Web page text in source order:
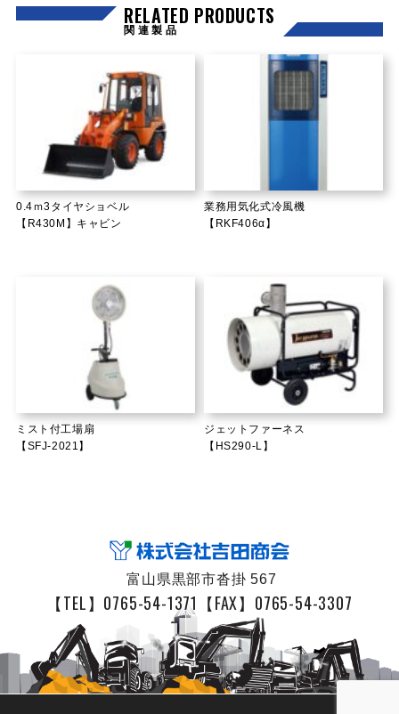
RELATED PRODUCTS
関連製品
0.4ｍ3タイヤショベル
【R430M】キャビン
業務用気化式冷風機
【RKF406α】
ミスト付工場扇
【SFJ-2021】
ジェットファーネス
【HS290-L】
富山県黒部市沓掛 567
【TEL】0765-54-1371 【FAX】0765-54-3307